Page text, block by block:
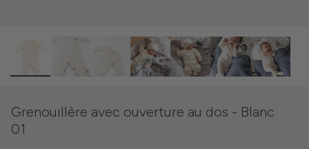
Grenouillère avec ouverture au dos - Blanc
01